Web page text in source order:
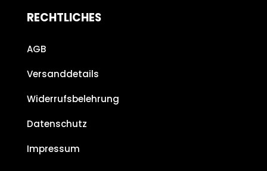
RECHTLICHES
AGB
Versanddetails
Widerrufsbelehrung
Datenschutz
Impressum